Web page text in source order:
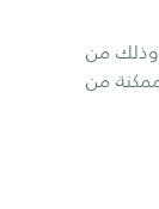
وذلك من
من